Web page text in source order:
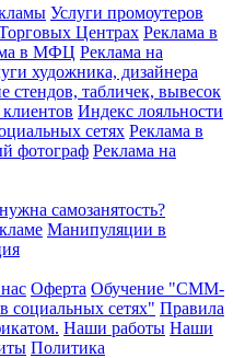
Услуги промоутеров
Центрах Реклама в
в МФЦ Реклама на
художника, дизайнера
стендов, табличек, вывесок
Индекс лояльности
сетях Реклама в
фотограф Реклама на
самозанятость?
Манипуляции в
Оферта Обучение "СМM-
социальных сетях" Правила
Наши работы Наши
Политика